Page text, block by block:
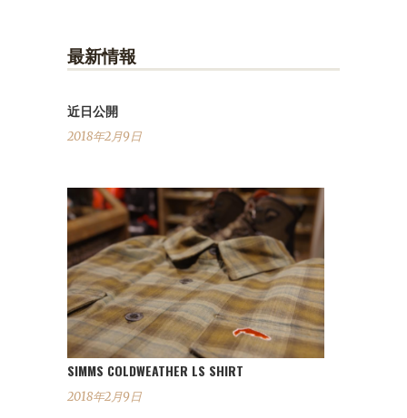
最新情報
近日公開
2018年2月9日
SIMMS COLDWEATHER LS SHIRT
2018年2月9日